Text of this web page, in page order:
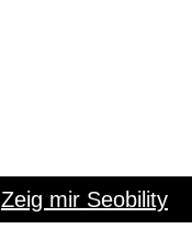
Zeig mir Seobility